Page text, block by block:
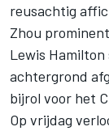
reusachtig
Zhou
Lewis Hamilton
achtergrond
bijrol voor het
Op vrijdag